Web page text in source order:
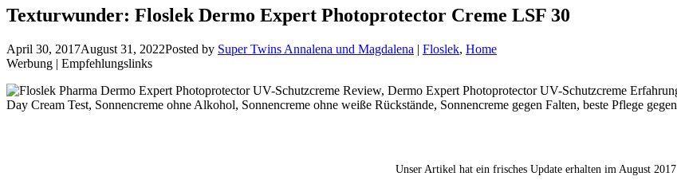
Texturwunder: Floslek Dermo Expert Photoprotector Creme LSF 30
April 30, 2017August 31, 2022Posted by Super Twins Annalena und Magdalena | Floslek, Home
Werbung | Empfehlungslinks
Unser Artikel hat ein frisches Update erhalten im August 2017